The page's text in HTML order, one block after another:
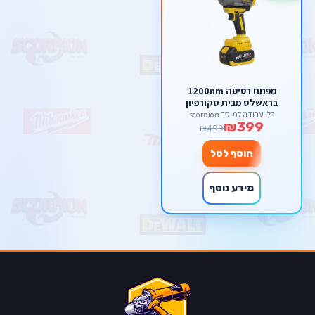
מפתח רטיטה 1200nm
בראשלס מבית סקורפיון
כלי עבודה למוסך scorpion
₪399
₪499
הוסף לסל
מידע נוסף